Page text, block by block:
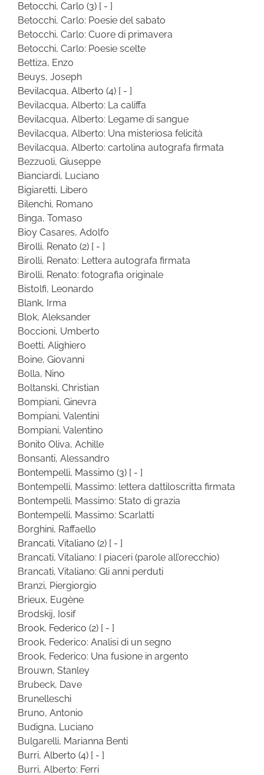
Betocchi, Carlo (3) [ - ]
Betocchi, Carlo: Poesie del sabato
Betocchi, Carlo: Cuore di primavera
Betocchi, Carlo: Poesie scelte
Bettiza, Enzo
Beuys, Joseph
Bevilacqua, Alberto (4) [ - ]
Bevilacqua, Alberto: La califfa
Bevilacqua, Alberto: Legame di sangue
Bevilacqua, Alberto: Una misteriosa felicità
Bevilacqua, Alberto: cartolina autografa firmata
Bezzuoli, Giuseppe
Bianciardi, Luciano
Bigiaretti, Libero
Bilenchi, Romano
Binga, Tomaso
Bioy Casares, Adolfo
Birolli, Renato (2) [ - ]
Birolli, Renato: Lettera autografa firmata
Birolli, Renato: fotografia originale
Bistolfi, Leonardo
Blank, Irma
Blok, Aleksander
Boccioni, Umberto
Boetti, Alighiero
Boine, Giovanni
Bolla, Nino
Boltanski, Christian
Bompiani, Ginevra
Bompiani, Valentini
Bompiani, Valentino
Bonito Oliva, Achille
Bonsanti, Alessandro
Bontempelli, Massimo (3) [ - ]
Bontempelli, Massimo: lettera dattiloscritta firmata
Bontempelli, Massimo: Stato di grazia
Bontempelli, Massimo: Scarlatti
Borghini, Raffaello
Brancati, Vitaliano (2) [ - ]
Brancati, Vitaliano: I piaceri (parole all’orecchio)
Brancati, Vitaliano: Gli anni perduti
Branzi, Piergiorgio
Brieux, Eugène
Brodskij, Iosif
Brook, Federico (2) [ - ]
Brook, Federico: Analisi di un segno
Brook, Federico: Una fusione in argento
Brouwn, Stanley
Brubeck, Dave
Brunelleschi
Bruno, Antonio
Budigna, Luciano
Bulgarelli, Marianna Benti
Burri, Alberto (4) [ - ]
Burri, Alberto: Ferri